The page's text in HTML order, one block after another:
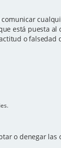
comunicar
está puesta al
o falsedad
o denegar las